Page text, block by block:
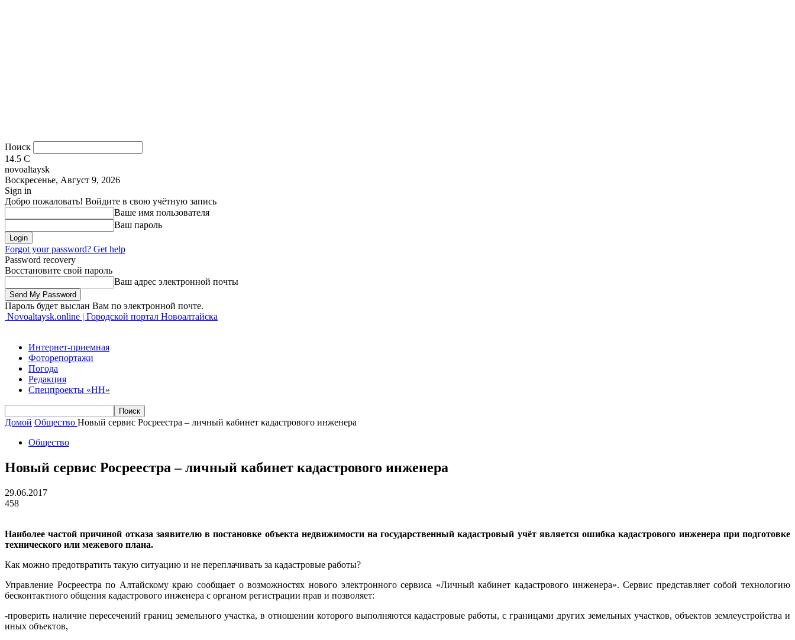
Поиск
14.5 C
novoaltaysk
Воскресенье, Август 9, 2026
Sign in
Добро пожаловать! Войдите в свою учётную запись
Ваше имя пользователя
Ваш пароль
Forgot your password? Get help
Password recovery
Восстановите свой пароль
Ваш адрес электронной почты
Пароль будет выслан Вам по электронной почте.
Novoaltaysk.online | Городской портал Новоалтайска
Интернет-приемная
Фоторепортажи
Погода
Редакция
Спецпроекты «НН»
Домой Общество Новый сервис Росреестра – личный кабинет кадастрового инженера
Общество
Новый сервис Росреестра – личный кабинет кадастрового инженера
29.06.2017
458
Наиболее частой причиной отказа заявителю в постановке объекта недвижимости на государственный кадастровый учёт является ошибка кадастрового инженера при подготовке
технического или межевого плана.
Как можно предотвратить такую ситуацию и не переплачивать за кадастровые работы?
Управление Росреестра по Алтайскому краю сообщает о возможностях нового электронного сервиса «Личный кабинет кадастрового инженера». Сервис представляет собой технологию
бесконтактного общения кадастрового инженера с органом регистрации прав и позволяет:
-проверить наличие пересечений границ земельного участка, в отношении которого выполняются кадастровые работы, с границами других земельных участков, объектов землеустройства и
иных объектов,